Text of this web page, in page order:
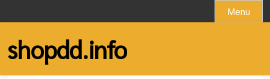
to
content
Menu
shopdd.info